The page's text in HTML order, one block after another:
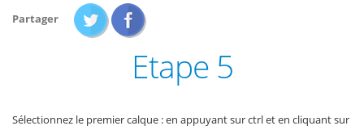
Partager
Etape 5
Sélectionnez le premier calque : en appuyant sur ctrl et en cliquant sur